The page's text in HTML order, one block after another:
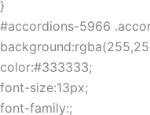
}
#accordions-5966
color:#333333;
font-size:13px;
font-family:;